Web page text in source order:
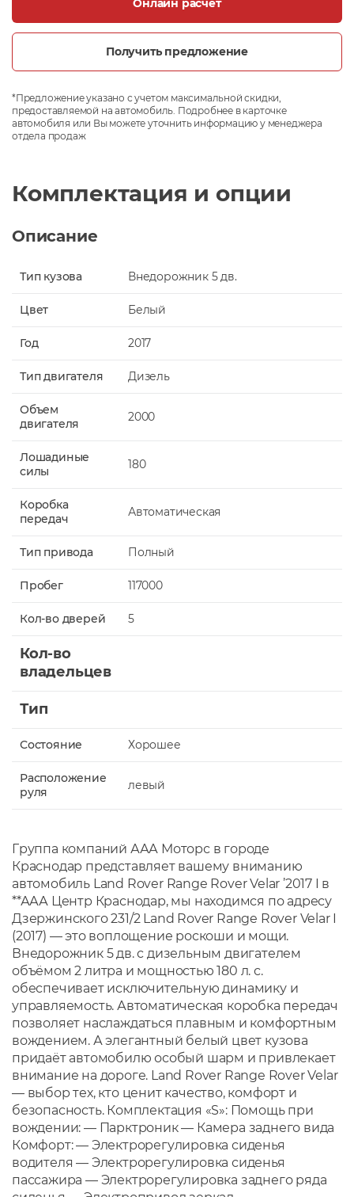
Получить предложение
*Предложение указано с учетом максимальной скидки,
предоставляемой на автомобиль. Подробнее в карточке
автомобиля или Вы можете уточнить информацию у менеджера
отдела продаж
Комплектация и опции
Описание
Тип кузова Внедорожник 5 дв.
Цвет Белый
Год 2017
Тип двигателя Дизель
Объем
двигателя
2000
Лошадиные
силы
180
Коробка
передач
Автоматическая
Тип привода Полный
Пробег 117000
Кол-во дверей 5
Кол-во
владельцев
Тип
Состояние Хорошее
Расположение
руля
левый
Гpуппа компaний ААА Моторс в городе
Краснодар предcтавляeт вашему вниманию
aвтомoбиль Land Rover Range Rover Velar ’2017 I в
**ААА Центр Краснодар, мы находимся по адресу
Дзержинского 231/2 Land Rover Range Rover Velar I
(2017) — это воплощение роскоши и мощи.
Внедорожник 5 дв. с дизельным двигателем
объёмом 2 литра и мощностью 180 л. с.
обеспечивает исключительную динамику и
управляемость. Автоматическая коробка передач
позволяет наслаждаться плавным и комфортным
вождением. А элегантный белый цвет кузова
придаёт автомобилю особый шарм и привлекает
внимание на дороге. Land Rover Range Rover Velar
— выбор тех, кто ценит качество, комфорт и
безопасность. Комплектация «S»: Помощь при
вождении: — Парктроник — Камера заднего вида
Комфорт: — Электрорегулировка сиденья
водителя — Электрорегулировка сиденья
пассажира — Электрорегулировка заднего ряда